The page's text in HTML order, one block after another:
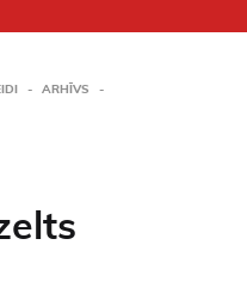
ARHĪVS